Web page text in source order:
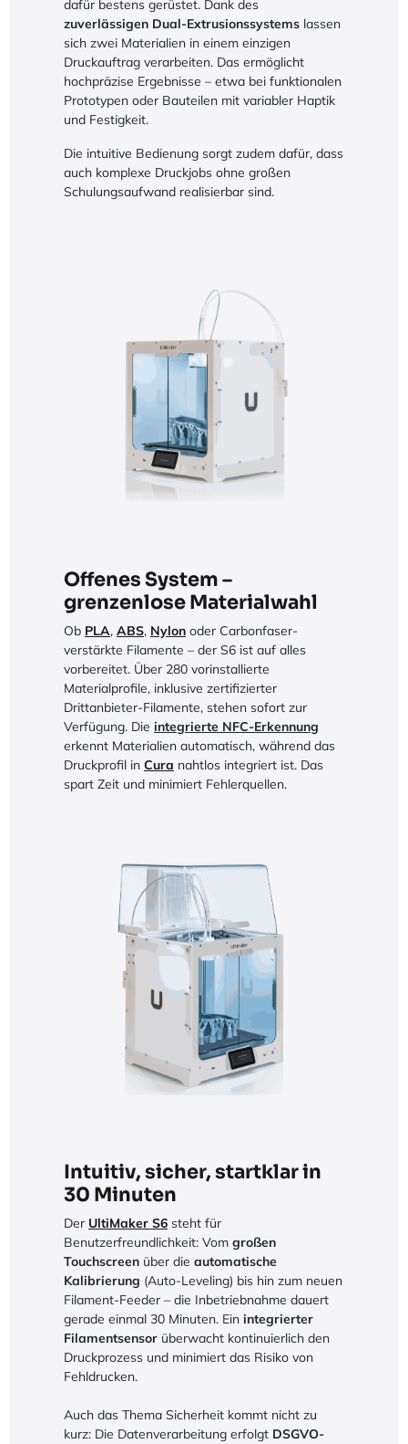
dafür bestens gerüstet. Dank des
zuverlässigen Dual-Extrusionssystems lassen
sich zwei Materialien in einem einzigen
Druckauftrag verarbeiten. Das ermöglicht
hochpräzise Ergebnisse – etwa bei funktionalen
Prototypen oder Bauteilen mit variabler Haptik
und Festigkeit.
Die intuitive Bedienung sorgt zudem dafür, dass
auch komplexe Druckjobs ohne großen
Schulungsaufwand realisierbar sind.
Offenes System –
grenzenlose Materialwahl
Ob PLA, ABS, Nylon oder Carbonfaser-
verstärkte Filamente – der S6 ist auf alles
vorbereitet. Über 280 vorinstallierte
Materialprofile, inklusive zertifizierter
Drittanbieter-Filamente, stehen sofort zur
Verfügung. Die integrierte NFC-Erkennung
erkennt Materialien automatisch, während das
Druckprofil in Cura nahtlos integriert ist. Das
spart Zeit und minimiert Fehlerquellen.
Intuitiv, sicher, startklar in
30 Minuten
Der UltiMaker S6 steht für
Benutzerfreundlichkeit: Vom großen
Touchscreen über die automatische
Kalibrierung (Auto-Leveling) bis hin zum neuen
Filament-Feeder – die Inbetriebnahme dauert
gerade einmal 30 Minuten. Ein integrierter
Filamentsensor überwacht kontinuierlich den
Druckprozess und minimiert das Risiko von
Fehldrucken.
Auch das Thema Sicherheit kommt nicht zu
kurz: Die Datenverarbeitung erfolgt DSGVO-